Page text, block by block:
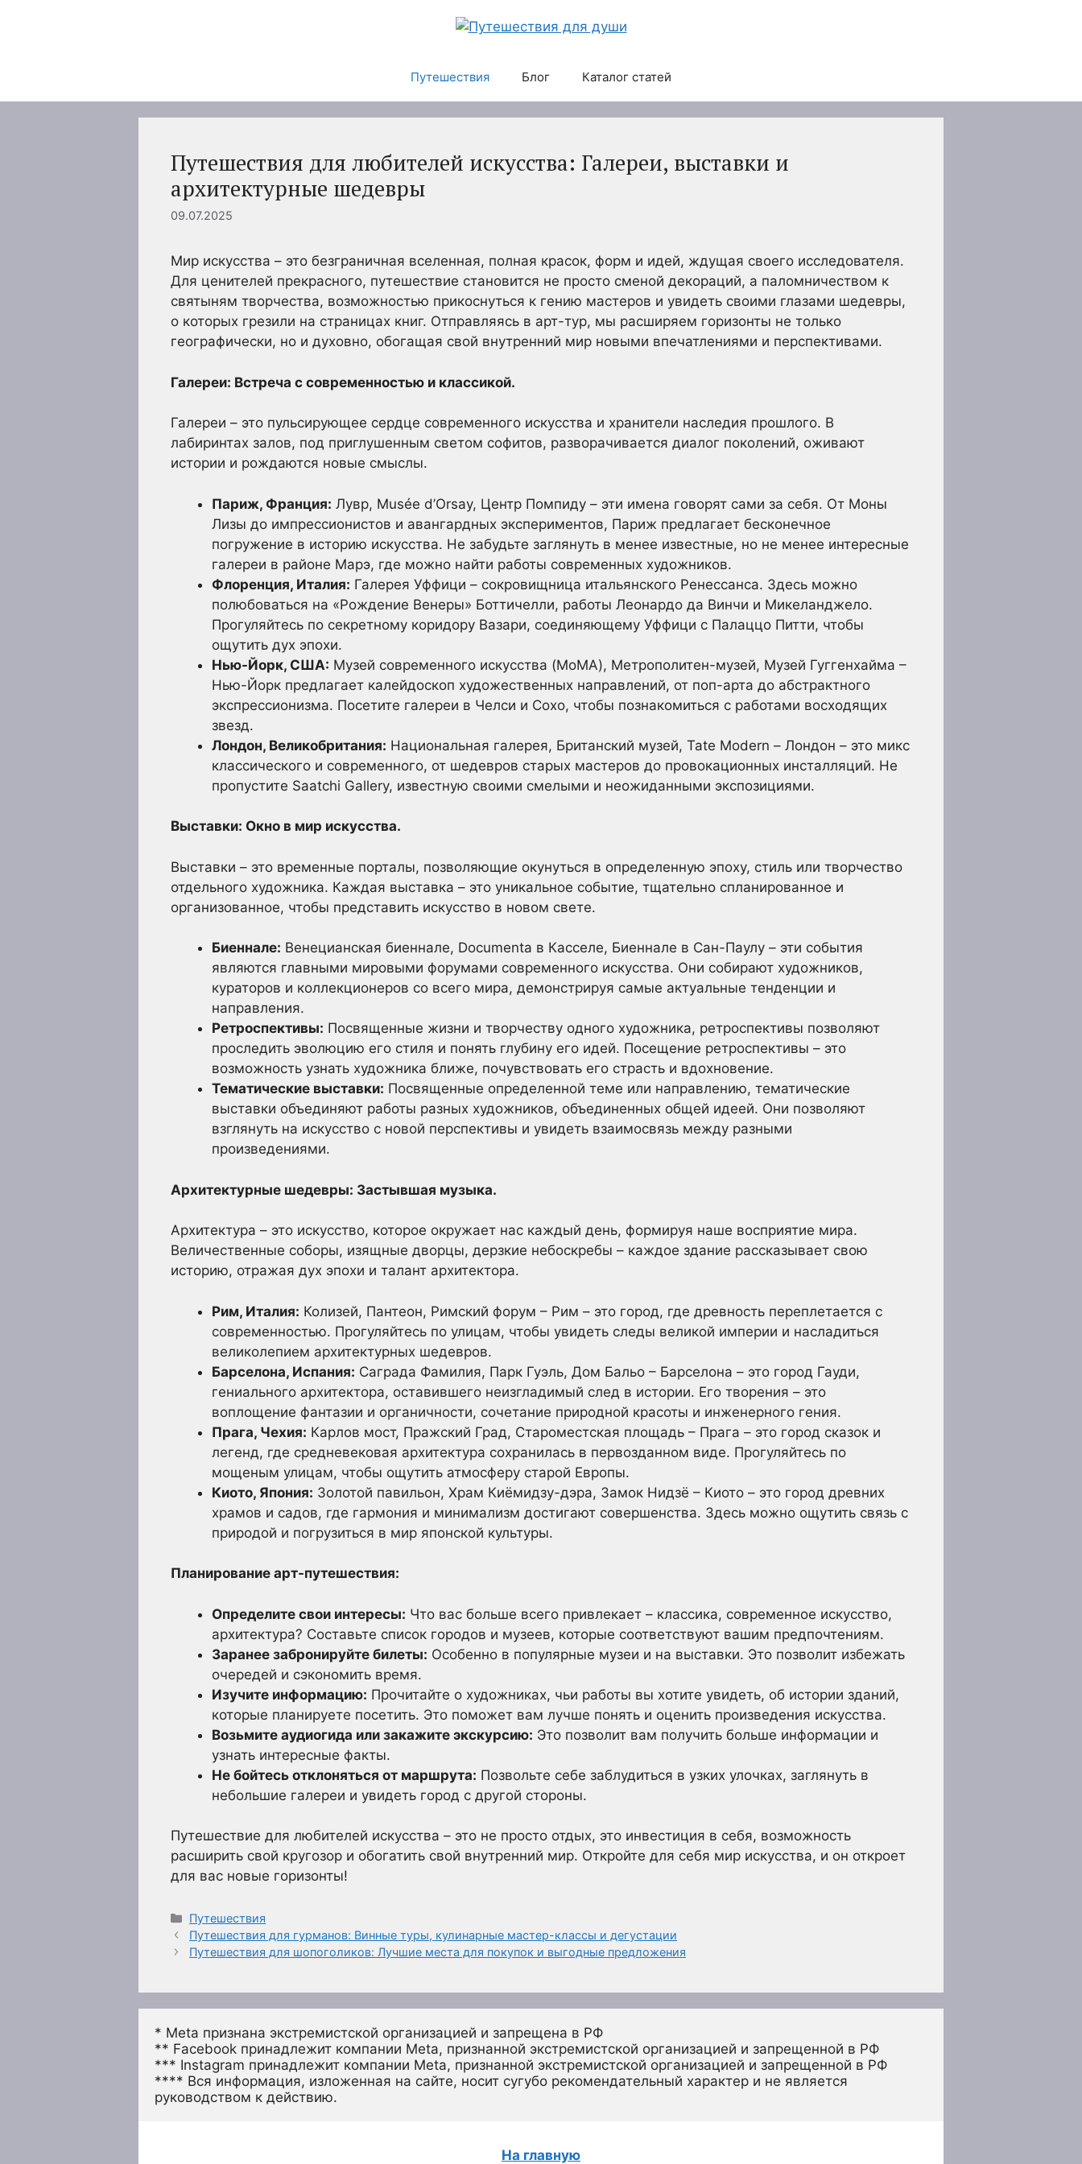
Путешествия Блог Каталог статей
Путешествия для любителей искусства: Галереи, выставки и
архитектурные шедевры
09.07.2025
Мир искусства – это безграничная вселенная, полная красок, форм и идей, ждущая своего исследователя.
Для ценителей прекрасного, путешествие становится не просто сменой декораций, а паломничеством к
святыням творчества, возможностью прикоснуться к гению мастеров и увидеть своими глазами шедевры,
о которых грезили на страницах книг. Отправляясь в арт-тур, мы расширяем горизонты не только
географически, но и духовно, обогащая свой внутренний мир новыми впечатлениями и перспективами.
Галереи: Встреча с современностью и классикой.
Галереи – это пульсирующее сердце современного искусства и хранители наследия прошлого. В
лабиринтах залов, под приглушенным светом софитов, разворачивается диалог поколений, оживают
истории и рождаются новые смыслы.
Париж, Франция: Лувр, Musée d’Orsay, Центр Помпиду – эти имена говорят сами за себя. От Моны
Лизы до импрессионистов и авангардных экспериментов, Париж предлагает бесконечное
погружение в историю искусства. Не забудьте заглянуть в менее известные, но не менее интересные
галереи в районе Марэ, где можно найти работы современных художников.
Флоренция, Италия: Галерея Уффици – сокровищница итальянского Ренессанса. Здесь можно
полюбоваться на «Рождение Венеры» Боттичелли, работы Леонардо да Винчи и Микеланджело.
Прогуляйтесь по секретному коридору Вазари, соединяющему Уффици с Палаццо Питти, чтобы
ощутить дух эпохи.
Нью-Йорк, США: Музей современного искусства (MoMA), Метрополитен-музей, Музей Гуггенхайма –
Нью-Йорк предлагает калейдоскоп художественных направлений, от поп-арта до абстрактного
экспрессионизма. Посетите галереи в Челси и Сохо, чтобы познакомиться с работами восходящих
звезд.
Лондон, Великобритания: Национальная галерея, Британский музей, Tate Modern – Лондон – это микс
классического и современного, от шедевров старых мастеров до провокационных инсталляций. Не
пропустите Saatchi Gallery, известную своими смелыми и неожиданными экспозициями.
Выставки: Окно в мир искусства.
Выставки – это временные порталы, позволяющие окунуться в определенную эпоху, стиль или творчество
отдельного художника. Каждая выставка – это уникальное событие, тщательно спланированное и
организованное, чтобы представить искусство в новом свете.
Биеннале: Венецианская биеннале, Documenta в Касселе, Биеннале в Сан-Паулу – эти события
являются главными мировыми форумами современного искусства. Они собирают художников,
кураторов и коллекционеров со всего мира, демонстрируя самые актуальные тенденции и
направления.
Ретроспективы: Посвященные жизни и творчеству одного художника, ретроспективы позволяют
проследить эволюцию его стиля и понять глубину его идей. Посещение ретроспективы – это
возможность узнать художника ближе, почувствовать его страсть и вдохновение.
Тематические выставки: Посвященные определенной теме или направлению, тематические
выставки объединяют работы разных художников, объединенных общей идеей. Они позволяют
взглянуть на искусство с новой перспективы и увидеть взаимосвязь между разными
произведениями.
Архитектурные шедевры: Застывшая музыка.
Архитектура – это искусство, которое окружает нас каждый день, формируя наше восприятие мира.
Величественные соборы, изящные дворцы, дерзкие небоскребы – каждое здание рассказывает свою
историю, отражая дух эпохи и талант архитектора.
Рим, Италия: Колизей, Пантеон, Римский форум – Рим – это город, где древность переплетается с
современностью. Прогуляйтесь по улицам, чтобы увидеть следы великой империи и насладиться
великолепием архитектурных шедевров.
Барселона, Испания: Саграда Фамилия, Парк Гуэль, Дом Бальо – Барселона – это город Гауди,
гениального архитектора, оставившего неизгладимый след в истории. Его творения – это
воплощение фантазии и органичности, сочетание природной красоты и инженерного гения.
Прага, Чехия: Карлов мост, Пражский Град, Староместская площадь – Прага – это город сказок и
легенд, где средневековая архитектура сохранилась в первозданном виде. Прогуляйтесь по
мощеным улицам, чтобы ощутить атмосферу старой Европы.
Киото, Япония: Золотой павильон, Храм Киёмидзу-дэра, Замок Нидзё – Киото – это город древних
храмов и садов, где гармония и минимализм достигают совершенства. Здесь можно ощутить связь с
природой и погрузиться в мир японской культуры.
Планирование арт-путешествия:
Определите свои интересы: Что вас больше всего привлекает – классика, современное искусство,
архитектура? Составьте список городов и музеев, которые соответствуют вашим предпочтениям.
Заранее забронируйте билеты: Особенно в популярные музеи и на выставки. Это позволит избежать
очередей и сэкономить время.
Изучите информацию: Прочитайте о художниках, чьи работы вы хотите увидеть, об истории зданий,
которые планируете посетить. Это поможет вам лучше понять и оценить произведения искусства.
Возьмите аудиогида или закажите экскурсию: Это позволит вам получить больше информации и
узнать интересные факты.
Не бойтесь отклоняться от маршрута: Позвольте себе заблудиться в узких улочках, заглянуть в
небольшие галереи и увидеть город с другой стороны.
Путешествие для любителей искусства – это не просто отдых, это инвестиция в себя, возможность
расширить свой кругозор и обогатить свой внутренний мир. Откройте для себя мир искусства, и он откроет
для вас новые горизонты!
Рубрики
Путешествия
Путешествия для гурманов: Винные туры, кулинарные мастер-классы и дегустации
Путешествия для шопоголиков: Лучшие места для покупок и выгодные предложения
* Meta признана экстремистской организацией и запрещена в РФ
** Facebook принадлежит компании Meta, признанной экстремистской организацией и запрещенной в РФ
*** Instagram принадлежит компании Meta, признанной экстремистской организацией и запрещенной в РФ
**** Вся информация, изложенная на сайте, носит сугубо рекомендательный характер и не является
руководством к действию.
На главную